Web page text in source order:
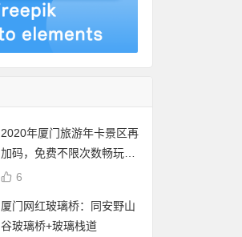
2020年厦门旅游年卡景区再
加码，免费不限次数畅玩24
个景点
6
厦门网红玻璃桥：同安野山
谷玻璃桥+玻璃栈道